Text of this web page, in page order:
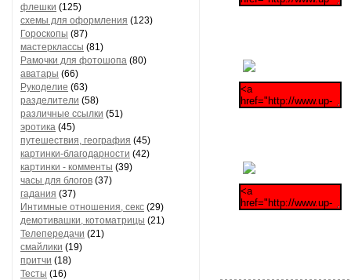
флешки (125)
схемы для оформления (123)
Гороскопы (87)
мастерклассы (81)
Рамочки для фотошопа (80)
аватары (66)
Рукоделие (63)
разделители (58)
различные ссылки (51)
эротика (45)
путешествия, география (45)
картинки-благодарности (42)
картинки - комменты (39)
часы для блогов (37)
гадания (37)
Интимные отношения, секс (29)
демотивашки, котоматрицы (21)
Телепередачи (21)
смайлики (19)
притчи (18)
Тесты (16)